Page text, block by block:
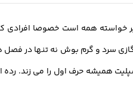
خواسته همه است خصوصا افرادی
سرد و گرم بوش نه تنها در